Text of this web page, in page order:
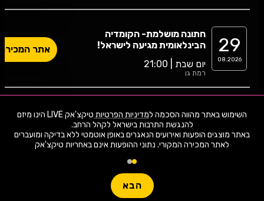
השימוש באתר מהווה הסכמה למדיניות הפרטיות
טיקצ'אק LIVE הינו מיזם
באתר מוצגים הופעות ואירועים הנאגרים באופן אוטמטי ללא בדיקה ומועברים
לאתר המכירה המקורי. נתוני ההופעות אינם באחריות טיקצ'אק
הבא
29
08.2026
חתונה מושלמת- הקומדיה
הבינלאומית מגיעה לישראל!
יום שבת | 21:00
רמת גן
אתר המכירה
31
08.2026
חתונה מושלמת- הקומדיה
הבינלאומית מגיעה לישראל!
יום שני | 20:30
חתונה מושלמת- הקומדיה